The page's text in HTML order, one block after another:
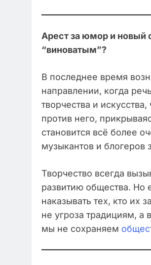
Арест за юмор и новый
“виноватым”?
В последнее время
направлении, когда
творчества и
против него,
становится всё более
музыкантов и блогеров
Творчество всегда
развитию общества. Но
наказывать тех, кто их
не угроза традициям, а
мы не сохраняем